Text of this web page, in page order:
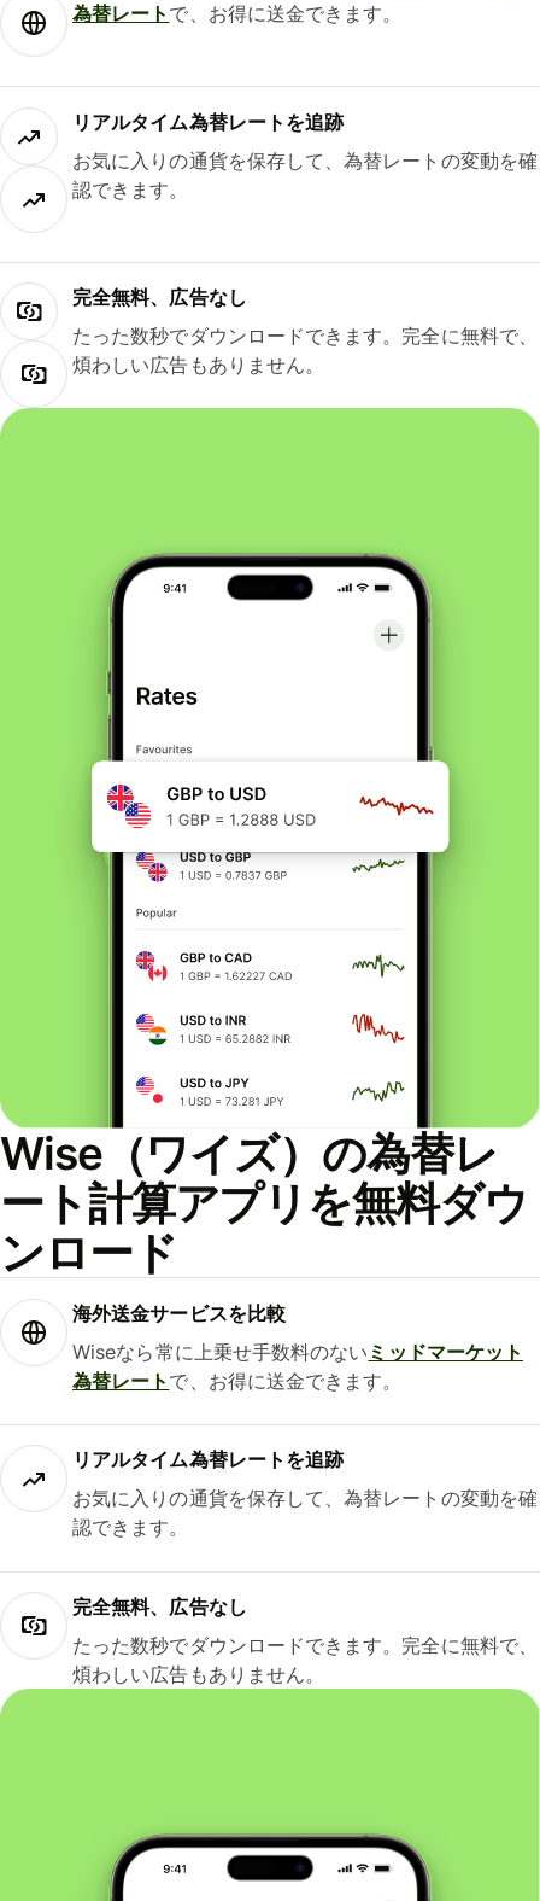
為替レート で、お得に送金できます。
リアルタイム為替レートを追跡
お気に入りの通貨を保存して、為替レートの変動を確
認できます。
完全無料、広告なし
たった数秒でダウンロードできます。完全に無料で、
煩わしい広告もありません。
Wise（ワイズ）の為替レ
ート計算アプリを無料ダウ
ンロード
海外送金サービスを比較
Wiseなら常に上乗せ手数料のない ミッドマーケット
為替レート で、お得に送金できます。
リアルタイム為替レートを追跡
お気に入りの通貨を保存して、為替レートの変動を確
認できます。
完全無料、広告なし
たった数秒でダウンロードできます。完全に無料で、
煩わしい広告もありません。